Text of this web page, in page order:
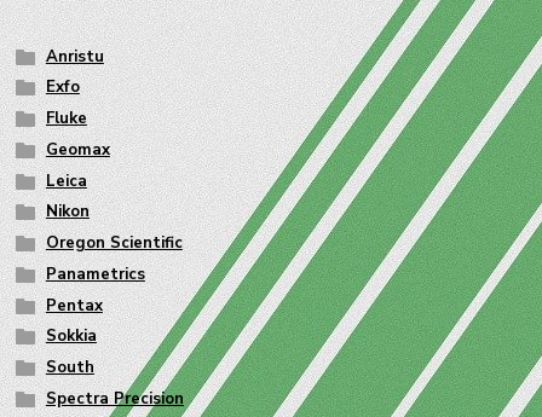
Anristu
Exfo
Fluke
Geomax
Leica
Nikon
Oregon Scientific
Panametrics
Pentax
Sokkia
South
Spectra Precision